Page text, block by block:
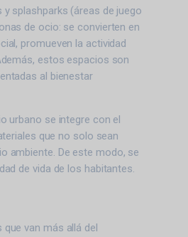
splashparks (áreas de juego
de ocio: se convierten en
promueven la actividad
estos espacios son
al bienestar
urbano se integre con el
que no solo sean
ambiente. De este modo, se
de vida de los habitantes.
van más allá del